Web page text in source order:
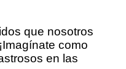
que nosotros
como
en las